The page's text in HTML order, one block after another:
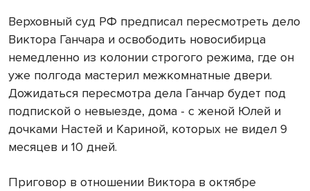
Верховный суд РФ предписал пересмотреть дело
Виктора Ганчара и освободить новосибирца
немедленно из колонии строгого режима, где он
уже полгода мастерил межкомнатные двери.
Дожидаться пересмотра дела Ганчар будет под
подпиской о невыезде, дома - с женой Юлей и
дочками Настей и Кариной, которых не видел 9
месяцев и 10 дней.
Приговор в отношении Виктора в октябре